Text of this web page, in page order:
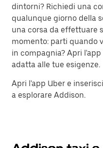
dintorni? Richiedi una
qualunque giorno della
una corsa da effettuare
momento: parti quando
in compagnia? Apri
adatta alle tue esigenze.
Apri l'app Uber e
a esplorare Addison.